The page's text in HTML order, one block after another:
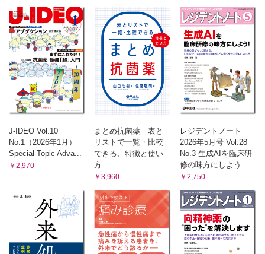
J-IDEO Vol.10
No.1（2026年1月）
Special Topic Adva...
￥2,970
まとめ抗菌薬 表と
リストで一覧・比較
できる、特徴と使い
方
￥3,960
レジデントノート
2026年5月号 Vol.28
No.3 生成AIを臨床研
修の味方にしよう...
￥2,750